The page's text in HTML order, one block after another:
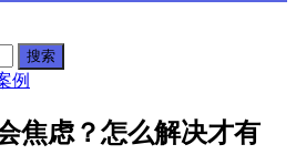
搜索
例
焦虑？怎么解决才有